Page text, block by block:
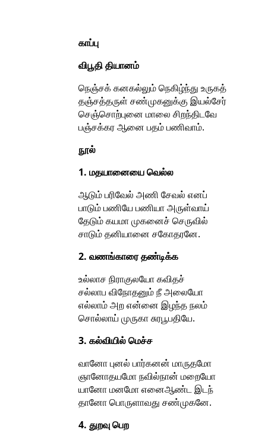
காப்பு
விபூதி தியானம்
நெஞ்சக் கனகல்லும் நெகிழ்ந்து உருகத்
தஞ்சத்தருள் சண்முகனுக்கு இயல்சேர்
செஞ்சொற்புனை மாலை சிறந்திடவே
பஞ்சக்கர ஆனை பதம் பணிவாம்.
நூல்
1. மதயானையை வெல்ல
ஆடும் பரிவேல் அணி சேவல் எனப்
பாடும் பணியே பணியா அருள்வாய்
தேடும் கயமா முகனைச் செருவில்
சாடும் தனியானை சகோதரனே.
2. வணங்காரை தண்டிக்க
உல்லாச நிராகுலயோ கவிதச்
சல்லாப விநோதனும் நீ அலையோ
எல்லாம் அற என்னை இழந்த நலம்
சொல்லாய் முருகா சுரபூபதியே.
3. கல்வியில் மெச்ச
வானோ புனல் பார்கனன் மாருதமோ
ஞானோதயமோ நவில்நான் மறையோ
யானோ மனமோ எனைஆண்ட இடந்
தானோ பொருளாவது சண்முகனே.
4. துறவு பெற